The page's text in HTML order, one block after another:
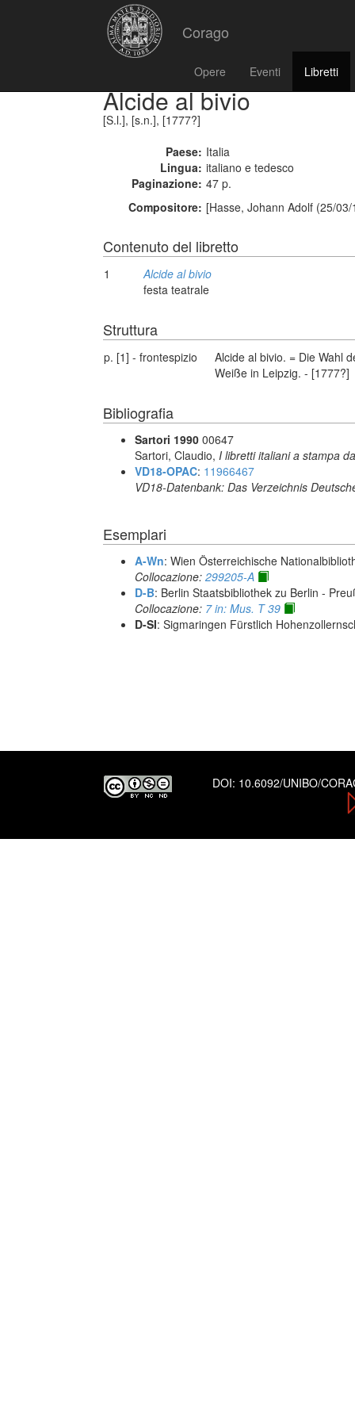
Corago
Opere Eventi Libretti
Alcide al bivio
[S.l.], [s.n.], [1777?]
Paese: Italia
Lingua: italiano e tedesco
Paginazione: 47 p.
Compositore: [Hasse, Johann Adolf (25/
Contenuto del libretto
1
Alcide al bivio
festa teatrale
Struttura
p. [1] - frontespizio
Alcide al bivio. = Die Wahl
Weiße in Leipzig. - [1777?]
Bibliografia
Sartori 1990 00647
Sartori, Claudio, I libretti italiani a stampa
VD18-OPAC: 11966467
VD18-Datenbank: Das Verzeichnis
Esemplari
A-Wn: Wien Österreichische
Collocazione: 299205-A
D-B: Berlin Staatsbibliothek zu Berlin -
Collocazione: 7 in: Mus. T 39
D-SI: Sigmaringen Fürstlich
DOI: 10.6092/UNIBO/